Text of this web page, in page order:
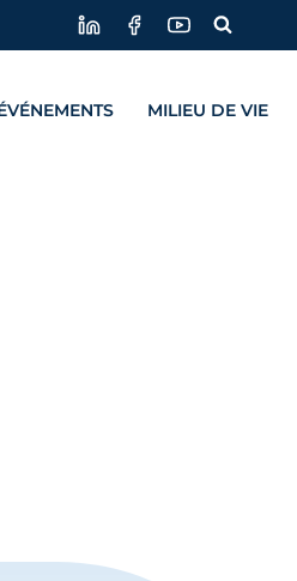
MILIEU DE VIE